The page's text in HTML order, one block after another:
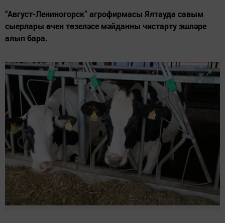
“Август-Лениногорск” агрофирмасы Ялтауда савым
сыерлары өчен төзеләсе мәйданны чистарту эшләре
алып бара.